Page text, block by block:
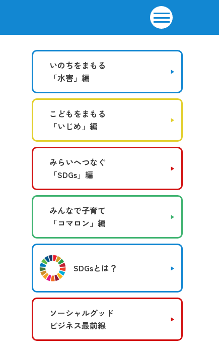
いのちをまもる
「水害」編
こどもをまもる
「いじめ」編
みらいへつなぐ
「SDGs」編
みんなで子育て
「コマロン」編
SDGsとは？
ソーシャルグッド
ビジネス最前線